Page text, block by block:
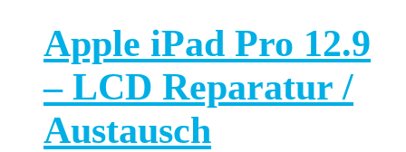
Apple iPad Pro 12.9
– LCD Reparatur /
Austausch